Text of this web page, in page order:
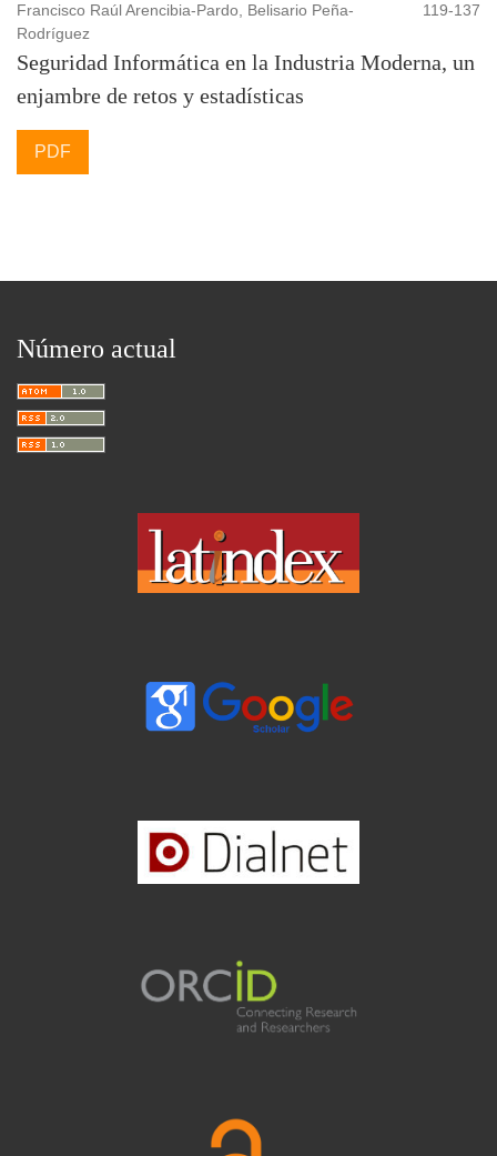
Francisco Raúl Arencibia-Pardo, Belisario Peña-
Rodríguez
119-137
Seguridad Informática en la Industria Moderna, un
enjambre de retos y estadísticas
PDF
Número actual